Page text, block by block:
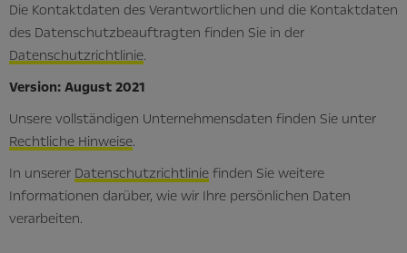
Die Kontaktdaten des Verantwortlichen und die Kontaktdaten
des Datenschutzbeauftragten finden Sie in der
Datenschutzrichtlinie.
Version: August 2021
Unsere vollständigen Unternehmensdaten finden Sie unter
Rechtliche Hinweise.
In unserer Datenschutzrichtlinie finden Sie weitere
Informationen darüber, wie wir Ihre persönlichen Daten
verarbeiten.